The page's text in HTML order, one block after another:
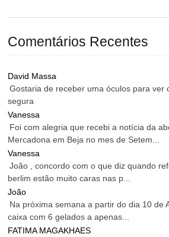
Comentários Recentes
David Massa
Gostaria de receber uma óculos para ver
segura
Vanessa
Foi com alegria que recebi a notícia da
Mercadona em Beja no mes de Setem...
Vanessa
João , concordo com o que diz quando
berlim estão muito caras nas p...
João
Na próxima semana a partir do dia 10 de
caixa com 6 gelados a apenas...
FATIMA MAGAKHAES